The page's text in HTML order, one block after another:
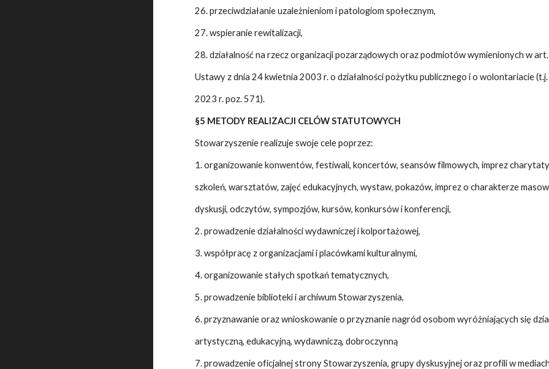
26. przeciwdziałanie uzależnieniom i patologiom społecznym,
27. wspieranie rewitalizacji,
28. działalność na rzecz organizacji pozarządowych oraz podmiotów wymienionych w
Ustawy z dnia 24 kwietnia 2003 r. o działalności pożytku publicznego i o wolontariacie (t.j.
2023 r. poz. 571).
§5 METODY REALIZACJI CELÓW STATUTOWYCH
Stowarzyszenie realizuje swoje cele poprzez:
1. organizowanie konwentów, festiwali, koncertów, seansów filmowych, imprez
szkoleń, warsztatów, zajęć edukacyjnych, wystaw, pokazów, imprez o charakterze
dyskusji, odczytów, sympozjów, kursów, konkursów i konferencji,
2. prowadzenie działalności wydawniczej i kolportażowej,
3. współpracę z organizacjami i placówkami kulturalnymi,
4. organizowanie stałych spotkań tematycznych,
5. prowadzenie biblioteki i archiwum Stowarzyszenia,
6. przyznawanie oraz wnioskowanie o przyznanie nagród osobom wyróżniających się
artystyczną, edukacyjną, wydawniczą, dobroczynną
7. prowadzenie oficjalnej strony Stowarzyszenia, grupy dyskusyjnej oraz profili w mediach